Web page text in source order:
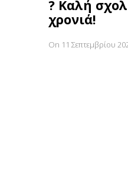
? Καλή
χρονιά!
On 11 Σεπτεμβρίου